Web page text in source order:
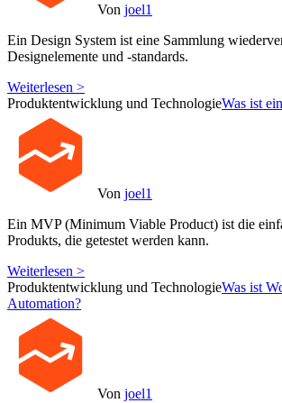
Von joel1
Ein Design System ist eine Sammlung
Designelemente und -standards.
Weiterlesen >
Produktentwicklung und TechnologieWas ist
Von joel1
Ein MVP (Minimum Viable Product) ist die
Produkts, die getestet werden kann.
Weiterlesen >
Produktentwicklung und TechnologieWas ist
Automation?
Von joel1